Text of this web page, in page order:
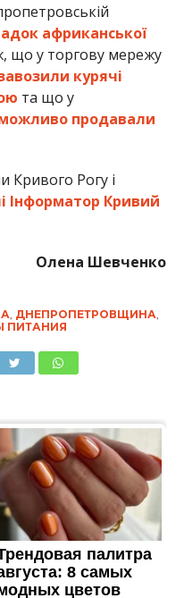
африканської
що у торгову мережу
курячі
та що у
продавали
Кривого Рогу і
Інформатор Кривий
Олена Шевченко
ДНЕПРОПЕТРОВЩИНА
ПИТАНИЯ